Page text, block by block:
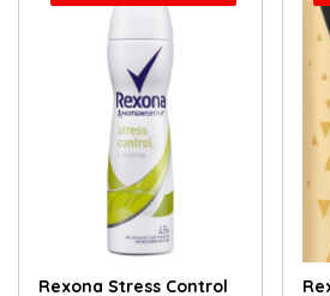
Rexona Stress Control